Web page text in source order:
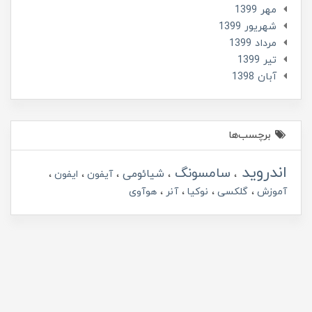
مهر 1399
شهریور 1399
مرداد 1399
تير 1399
آبان 1398
برچسب‌ها
اندروید سامسونگ شیائومی آیفون
ایفون
آموزش
گلکسی نوکیا آنر هوآوی